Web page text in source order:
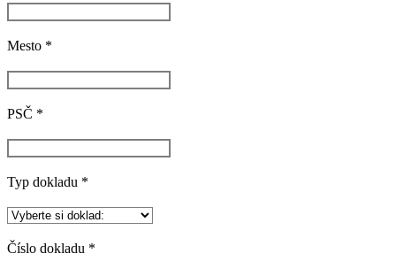
Mesto *
PSČ *
Typ dokladu *
Číslo dokladu *